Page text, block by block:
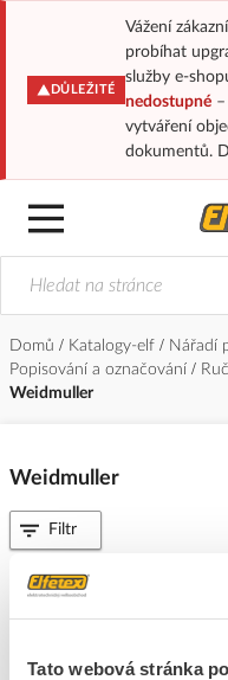
Tato webová stránka
DŮLEŽITÉ
Vážení
probíhat
služby e-
nedostupné–
vytváření
dokumentů.
Domů Katalogy-elf Nářadí
Popisování a označování
Weidmuller
Weidmuller
1 položka
Filtr